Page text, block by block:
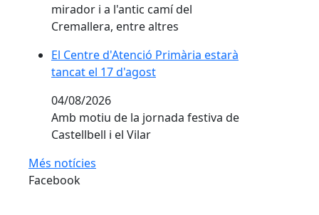
mirador i a l'antic camí del
Cremallera, entre altres
El Centre d'Atenció Primària estarà
tancat el 17 d'agost
04/08/2026
Amb motiu de la jornada festiva de
Castellbell i el Vilar
Més notícies
Facebook